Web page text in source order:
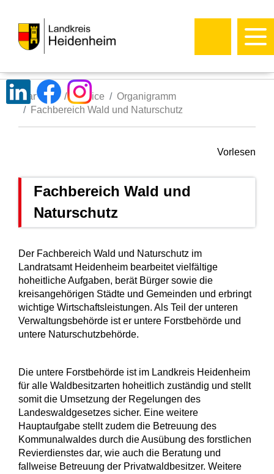
Startseite Service
Organigramm
Fachbereich Wald und Naturschutz
Vorlesen
Fachbereich Wald und
Naturschutz
Der Fachbereich Wald und Naturschutz im
Landratsamt Heidenheim bearbeitet vielfältige
hoheitliche Aufgaben, berät Bürger sowie die
kreisangehörigen Städte und Gemeinden und erbringt
wichtige Wirtschaftsleistungen. Als Teil der unteren
Verwaltungsbehörde ist er untere Forstbehörde und
untere Naturschutzbehörde.
Die untere Forstbehörde ist im Landkreis Heidenheim
für alle Waldbesitzarten hoheitlich zuständig und stellt
somit die Umsetzung der Regelungen des
Landeswaldgesetzes sicher. Eine weitere
Hauptaufgabe stellt zudem die Betreuung des
Kommunalwaldes durch die Ausübung des forstlichen
Revierdienstes dar, wie auch die Beratung und
fallweise Betreuung der Privatwaldbesitzer. Weitere